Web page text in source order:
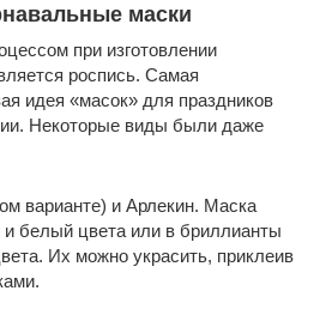
маски
при изготовлении
роспись. Самая
идея «масок» для праздников
Некоторые виды были даже
варианте) и Арлекин. Маска
белый цвета или в бриллианты
Их можно украсить, приклеив